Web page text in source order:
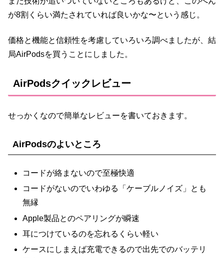
が8割くらい満たされていれば良いかな〜という感じ。
価格と機能と信頼性を考慮していろいろ調べましたが、結
局AirPodsを買うことにしました。
AirPodsクイックレビュー
せっかくなので簡単なレビューを書いておきます。
AirPodsのよいところ
コードが絡まないので至極快適
コードがないのでいわゆる「ケーブルノイズ」とも
無縁
Apple製品とのペアリングが瞬速
耳につけているのを忘れるくらい軽い
ケースにしまえば充電できるので出先でのバッテリ